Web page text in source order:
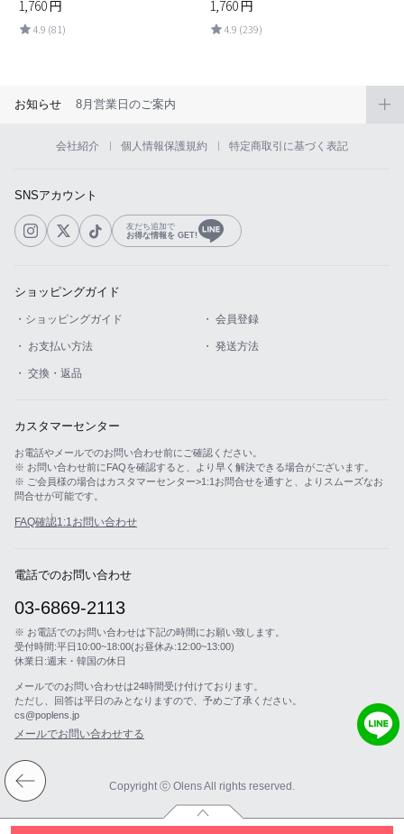
1,760円
4.9 (81)
1,760円
4.9 (239)
お知らせ 8月営業日のご案内
会社紹介 個人情報保護規約 特定商取引に基づく表記
SNSアカウント
友だち追加で
お得な情報を GET!
ショッピングガイド
・ショッピングガイド ・ 会員登録
・ お支払い方法 ・ 発送方法
・ 交換・返品
カスタマーセンター
お電話やメールでのお問い合わせ前にご確認ください。
※ お問い合わせ前にFAQを確認すると、より早く解決できる場合がございます。
※ ご会員様の場合はカスタマーセンター>1:1お問合せを通すと、よりスムーズなお
問合せが可能です。
FAQ確認1:1お問い合わせ
電話でのお問い合わせ
03-6869-2113
※ お電話でのお問い合わせは下記の時間にお願い致します。
受付時間:平日10:00~18:00(お昼休み:12:00~13:00)
休業日:週末・韓国の休日
メールでのお問い合わせは24時間受け付けております。
ただし、回答は平日のみとなりますので、予めご了承ください。
cs@poplens.jp
メールでお問い合わせする
Copyright ⓒ Olens All rights reserved.